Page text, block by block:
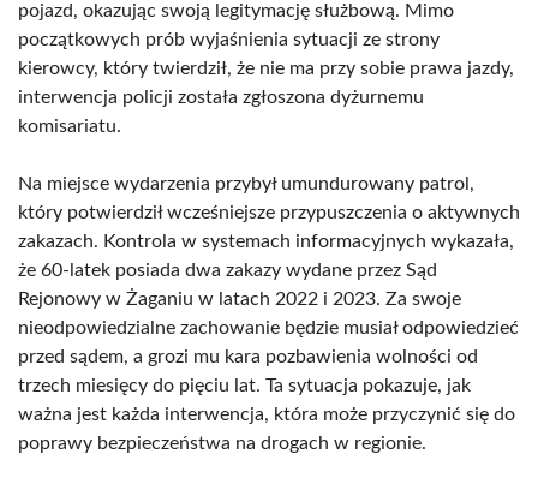
pojazd, okazując swoją legitymację służbową. Mimo
początkowych prób wyjaśnienia sytuacji ze strony
kierowcy, który twierdził, że nie ma przy sobie prawa jazdy,
interwencja policji została zgłoszona dyżurnemu
komisariatu.
Na miejsce wydarzenia przybył umundurowany patrol,
który potwierdził wcześniejsze przypuszczenia o aktywnych
zakazach. Kontrola w systemach informacyjnych wykazała,
że 60-latek posiada dwa zakazy wydane przez Sąd
Rejonowy w Żaganiu w latach 2022 i 2023. Za swoje
nieodpowiedzialne zachowanie będzie musiał odpowiedzieć
przed sądem, a grozi mu kara pozbawienia wolności od
trzech miesięcy do pięciu lat. Ta sytuacja pokazuje, jak
ważna jest każda interwencja, która może przyczynić się do
poprawy bezpieczeństwa na drogach w regionie.